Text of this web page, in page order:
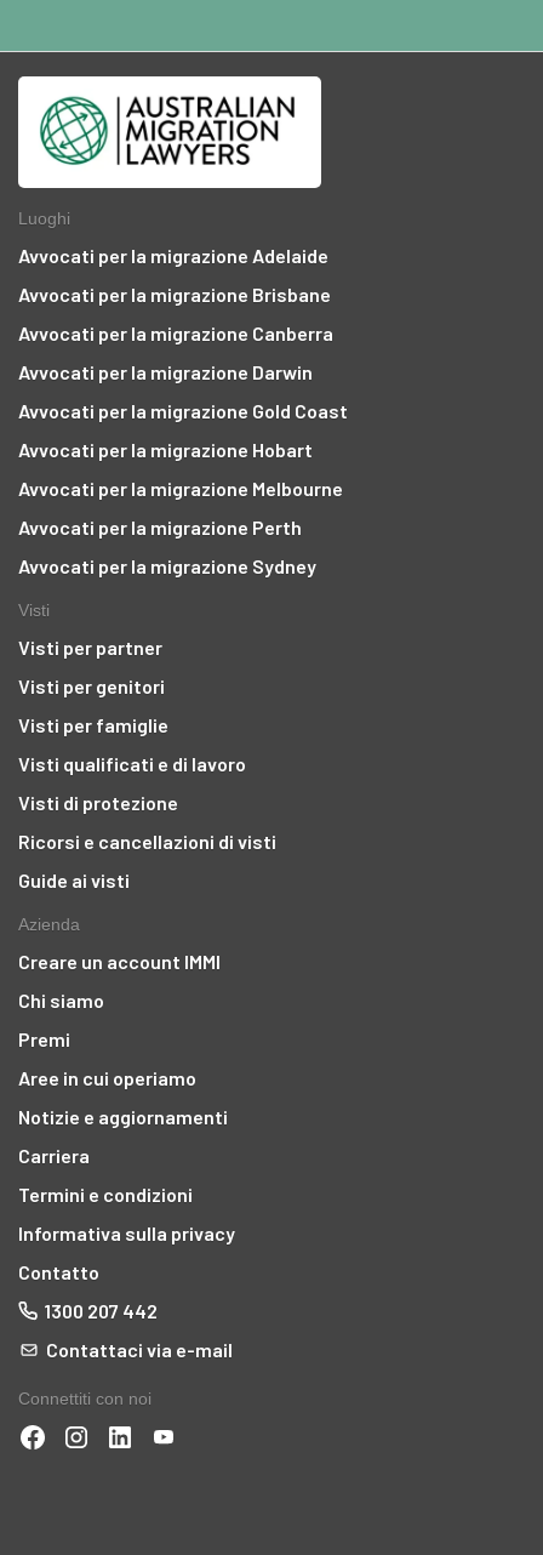
Luoghi
Avvocati per la migrazione Adelaide
Avvocati per la migrazione Brisbane
Avvocati per la migrazione Canberra
Avvocati per la migrazione Darwin
Avvocati per la migrazione Gold Coast
Avvocati per la migrazione Hobart
Avvocati per la migrazione Melbourne
Avvocati per la migrazione Perth
Avvocati per la migrazione Sydney
Visti
Visti per partner
Visti per genitori
Visti per famiglie
Visti qualificati e di lavoro
Visti di protezione
Ricorsi e cancellazioni di visti
Guide ai visti
Azienda
Creare un account IMMI
Chi siamo
Premi
Aree in cui operiamo
Notizie e aggiornamenti
Carriera
Termini e condizioni
Informativa sulla privacy
Contatto
1300 207 442
Contattaci via e-mail
Connettiti con noi